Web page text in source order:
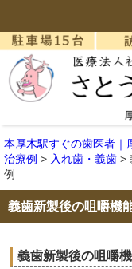
本厚木駅すぐの歯医者｜
治療例 > 入れ歯・義歯 >
例
義歯新製後の咀嚼機
義歯新製後の咀嚼